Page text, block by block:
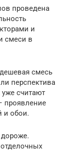
проведена
и
смеси в
смесь
перспектива
считают
проявление
и обои.